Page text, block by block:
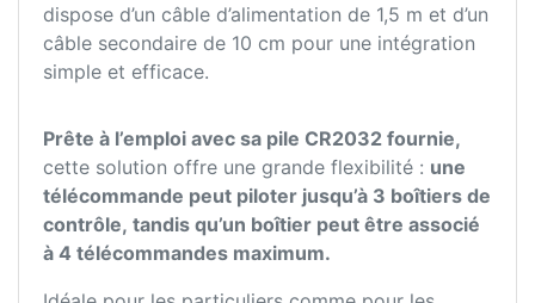
dispose d’un câble d’alimentation de 1,5 m et d’un
câble secondaire de 10 cm pour une intégration
simple et efficace.
Prête à l’emploi avec sa pile CR2032 fournie,
cette solution offre une grande flexibilité : une
télécommande peut piloter jusqu’à 3 boîtiers de
contrôle, tandis qu’un boîtier peut être associé
à 4 télécommandes maximum.